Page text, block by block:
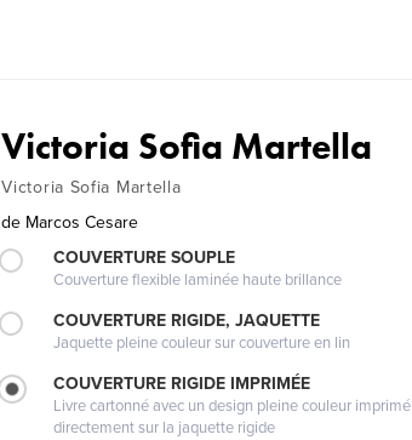
Victoria Sofia Martella
Victoria Sofia Martella
de Marcos Cesare
COUVERTURE SOUPLE
Couverture flexible laminée haute brillance
COUVERTURE RIGIDE, JAQUETTE
Jaquette pleine couleur sur couverture en lin
COUVERTURE RIGIDE IMPRIMÉE
Livre cartonné avec un design pleine couleur imprimé
directement sur la jaquette rigide